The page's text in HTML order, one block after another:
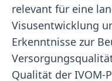
relevant für eine
Visusentwicklung
Erkenntnisse zur
Qualität der IVOM-